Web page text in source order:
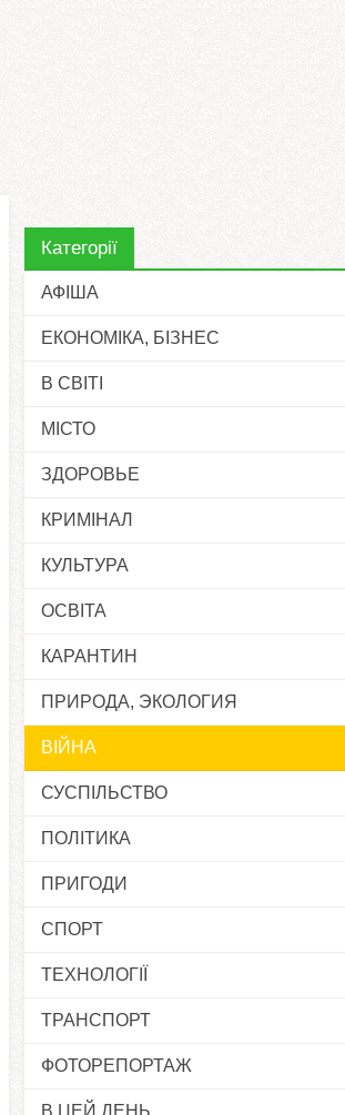
Категорії
АФІША
ЕКОНОМІКА, БІЗНЕС
В СВІТІ
МІСТО
ЗДОРОВЬЕ
КРИМІНАЛ
КУЛЬТУРА
ОСВІТА
КАРАНТИН
ПРИРОДА, ЭКОЛОГИЯ
ВІЙНА
СУСПІЛЬСТВО
ПОЛІТИКА
ПРИГОДИ
СПОРТ
ТЕХНОЛОГІЇ
ТРАНСПОРТ
ФОТОРЕПОРТАЖ